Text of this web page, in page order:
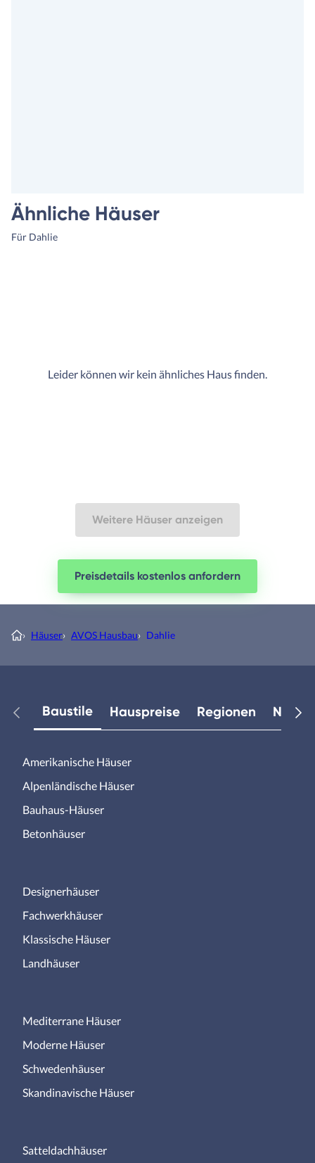
Ähnliche Häuser
Für Dahlie
Leider können wir kein ähnliches Haus finden.
Weitere Häuser anzeigen
Preisdetails kostenlos anfordern
› Häuser› AVOS Hausbau› Dahlie
Baustile Hauspreise Regionen
Amerikanische Häuser
Alpenländische Häuser
Bauhaus-Häuser
Betonhäuser
Designerhäuser
Fachwerkhäuser
Klassische Häuser
Landhäuser
Mediterrane Häuser
Moderne Häuser
Schwedenhäuser
Skandinavische Häuser
Satteldachhäuser